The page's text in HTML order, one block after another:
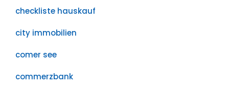
checkliste hauskauf
city immobilien
comer see
commerzbank